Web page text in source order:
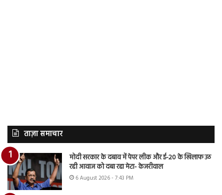
ताज़ा समाचार
मोदी सरकार के दबाव में पेपर लीक और ई-20 के खिलाफ उठ
रही आवाज को दबा रहा मेटा- केजरीवाल
6 August 2026 - 7:43 PM